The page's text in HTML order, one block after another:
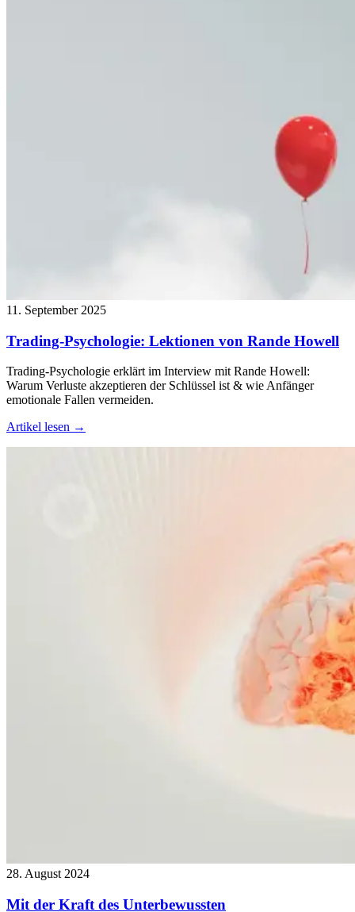
11. September 2025
Trading-Psychologie: Lektionen von Rande Howell
Trading-Psychologie erklärt im Interview mit Rande Howell:
Warum Verluste akzeptieren der Schlüssel ist & wie Anfänger
emotionale Fallen vermeiden.
Artikel lesen →
28. August 2024
Mit der Kraft des Unterbewussten